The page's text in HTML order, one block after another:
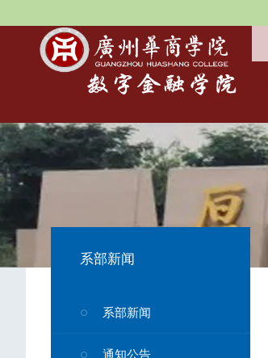
系部新闻
系部新闻
通知公告